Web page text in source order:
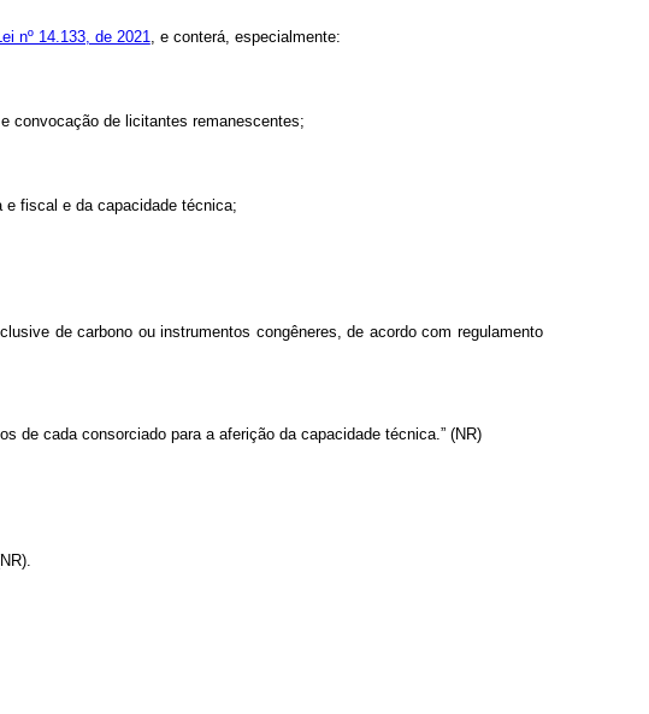
nº 14.133, de 2021, e conterá, especialmente:
convocação de licitantes remanescentes;
e fiscal e da capacidade técnica;
de carbono ou instrumentos congêneres, de acordo com regulamento
de cada consorciado para a aferição da capacidade técnica.” (NR)